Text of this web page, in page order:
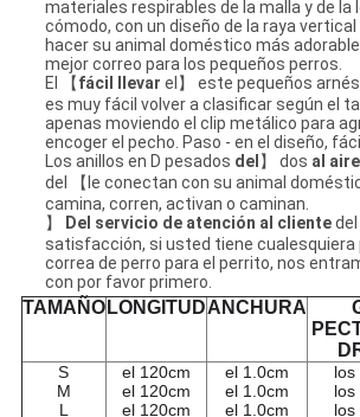
materiales respirables de la malla y de la
cómodo, con un diseño de la raya
hacer su animal doméstico más adorable
mejor correo para los pequeños perros.
El 【fácil llevar el】 este pequeños
es muy fácil volver a clasificar según el
apenas moviendo el clip metálico para
encoger el pecho. Paso - en el diseño,
Los anillos en D pesados del 】 dos al
del 【le conectan con su animal
camina, corren, activan o caminan.
】
Del servicio de atención al clientedel
satisfacción, si usted tiene cualesquiera
correa de perro para el perrito, nos
con por favor primero.
TAMAÑO LONGITUDANCHURA
S
M
L
el 120cm
el 120cm
el 120cm
el 1.0cm
el 1.0cm
el 1.0cm
los
los
los